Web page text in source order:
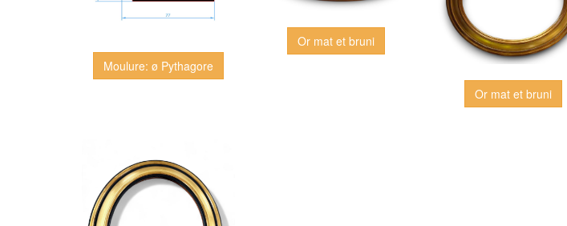
Moulure: ø Pythagore
Or mat et bruni
Or mat et bruni